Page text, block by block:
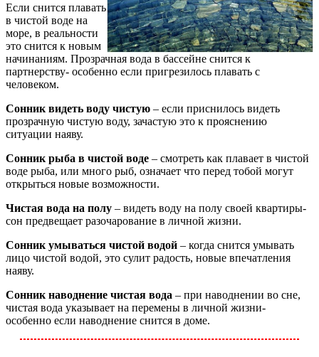
Если снится плавать
в чистой воде на
море, в реальности
это снится к новым
начинаниям. Прозрачная вода в бассейне снится к
партнерству- особенно если пригрезилось плавать с
человеком.
Сонник видеть воду чистую – если приснилось видеть
прозрачную чистую воду, зачастую это к прояснению
ситуации наяву.
Сонник рыба в чистой воде – смотреть как плавает в чистой
воде рыба, или много рыб, означает что перед тобой могут
открыться новые возможности.
Чистая вода на полу – видеть воду на полу своей квартиры-
сон предвещает разочарование в личной жизни.
Сонник умываться чистой водой – когда снится умывать
лицо чистой водой, это сулит радость, новые впечатления
наяву.
Сонник наводнение чистая вода – при наводнении во сне,
чистая вода указывает на перемены в личной жизни-
особенно если наводнение снится в доме.